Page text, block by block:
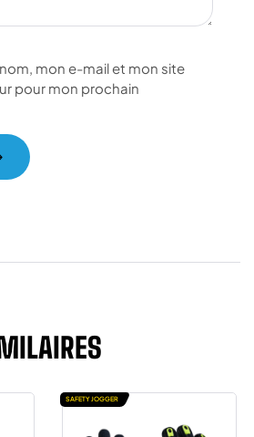
mon e-mail et mon site
pour mon prochain
SAFETY JOGGER